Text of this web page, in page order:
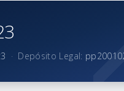
· Depósito Legal: